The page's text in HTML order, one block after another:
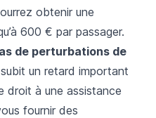
obtenir une
600 € par passager.
de perturbations de
un retard important
droit à une assistance
fournir des